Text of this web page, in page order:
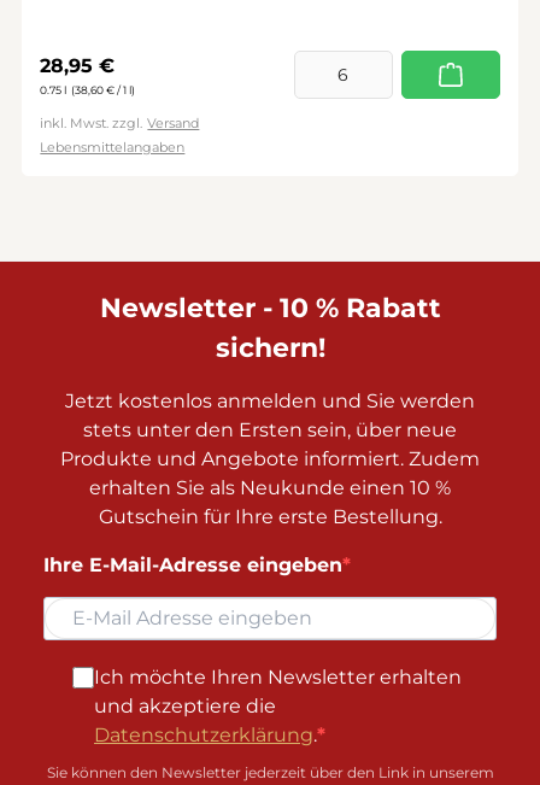
Regulärer Preis:
28,95 €
0.75 l (38,60 € / 1 l)
inkl. Mwst. zzgl. Versand
Lebensmittelangaben
Newsletter - 10 % Rabatt
sichern!
Jetzt kostenlos anmelden und Sie werden
stets unter den Ersten sein, über neue
Produkte und Angebote informiert. Zudem
erhalten Sie als Neukunde einen 10 %
Gutschein für Ihre erste Bestellung.
Ihre E-Mail-Adresse eingeben
Ich möchte Ihren Newsletter erhalten
und akzeptiere die
Datenschutzerklärung.
Sie können den Newsletter jederzeit über den Link in unserem